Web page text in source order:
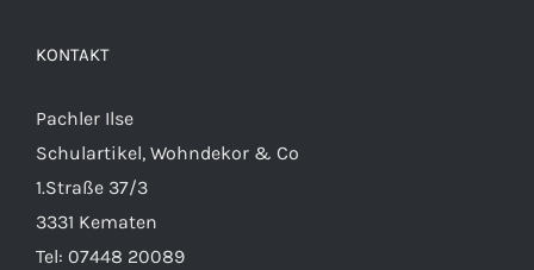
KONTAKT
Pachler Ilse
Schulartikel, Wohndekor & Co
1.Straße 37/3
3331 Kematen
Tel: 07448 20089